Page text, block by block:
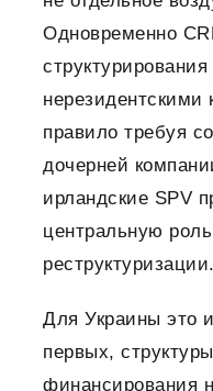
Одновременно
нерезидентскими
правило требуя
дочерней
ирландские SPV
центральную
реструктуризации.
Для Украины это
первых,
финансирования